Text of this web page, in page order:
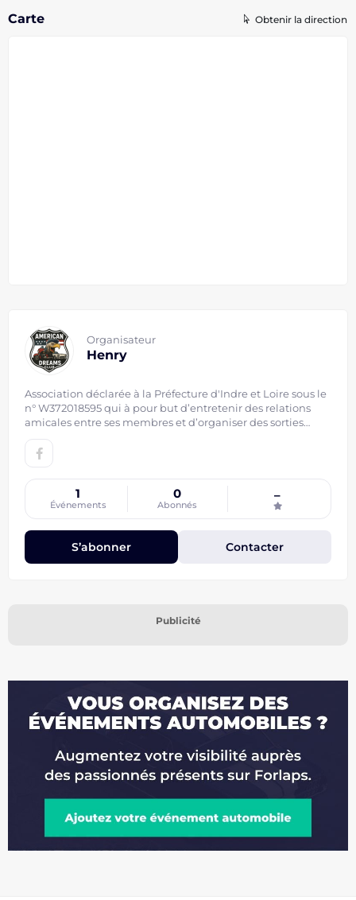
Carte Obtenir la direction
Organisateur
Henry
Association déclarée à la Préfecture d'Indre et Loire sous le
n° W372018595 qui à pour but d’entretenir des relations
amicales entre ses membres et d’organiser des sorties
1
Événements
0
Abonnés
–
S’abonner Contacter
Publicité